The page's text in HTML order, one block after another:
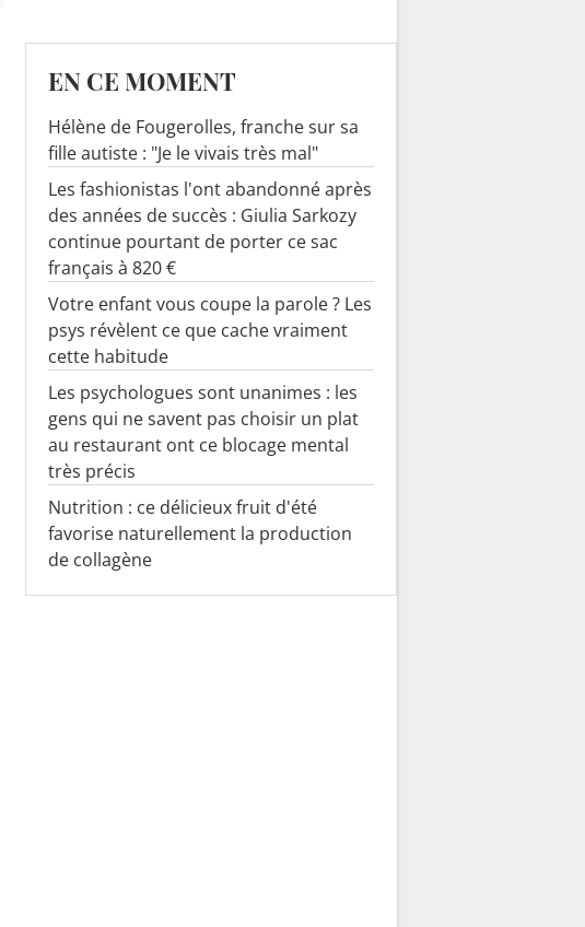
EN CE MOMENT
Hélène de Fougerolles, franche sur sa
fille autiste : "Je le vivais très mal"
Les fashionistas l'ont abandonné après
des années de succès : Giulia Sarkozy
continue pourtant de porter ce sac
français à 820 €
Votre enfant vous coupe la parole ? Les
psys révèlent ce que cache vraiment
cette habitude
Les psychologues sont unanimes : les
gens qui ne savent pas choisir un plat
au restaurant ont ce blocage mental
très précis
Nutrition : ce délicieux fruit d'été
favorise naturellement la production
de collagène